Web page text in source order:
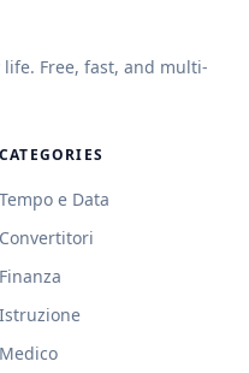
Free, fast, and multi-
CATEGORIES
Tempo e Data
Convertitori
Finanza
Istruzione
Medico